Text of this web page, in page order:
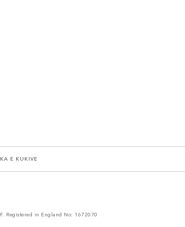
E KUKIVE
Registered in England No: 1672070